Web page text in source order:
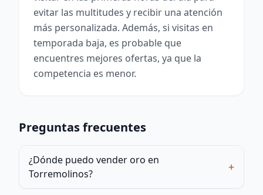
evitar las multitudes y recibir una atención
más personalizada. Además, si visitas en
temporada baja, es probable que
encuentres mejores ofertas, ya que la
competencia es menor.
Preguntas frecuentes
¿Dónde puedo vender oro en
Torremolinos?
+